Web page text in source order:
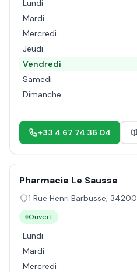
Lundi
Mardi
Mercredi
Jeudi
Vendredi
Samedi
Dimanche
+33 4 67 74 36 04
Pharmacie Le Sausse
1 Rue Henri Barbusse, 34200
Ouvert
Lundi
Mardi
Mercredi